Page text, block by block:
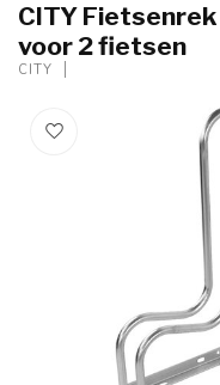
CITY
voor 2 fietsen
CITY